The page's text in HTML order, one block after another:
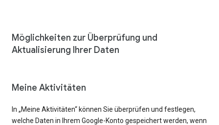
Möglichkeiten zur Überprüfung und
Aktualisierung Ihrer Daten
Meine Aktivitäten
In „Meine Aktivitäten“ können Sie überprüfen und festlegen,
welche Daten in Ihrem Google-Konto gespeichert werden, wenn